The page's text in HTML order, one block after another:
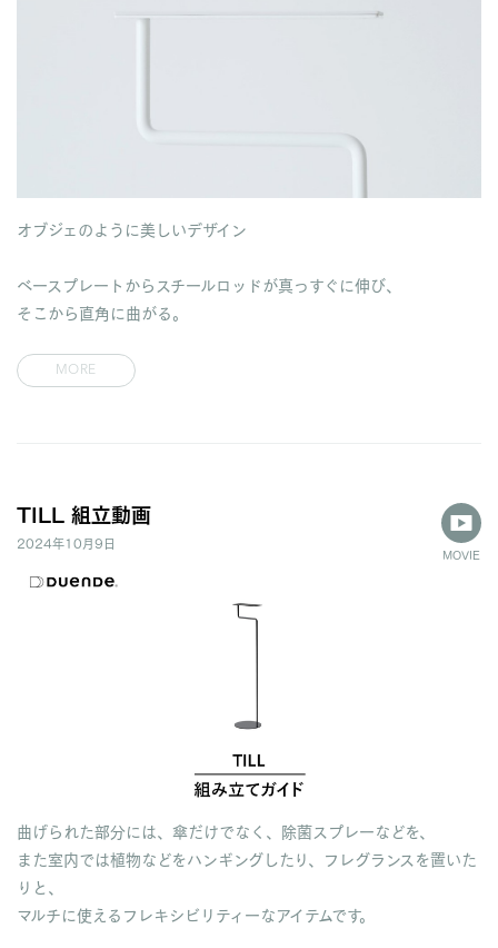
オブジェのように美しいデザイン
ベースプレートからスチールロッドが真っすぐに伸び、
そこから直角に曲がる。
MORE
TILL 組立動画
2024年10月9日
MOVIE
曲げられた部分には、傘だけでなく、除菌スプレーなどを、
また室内では植物などをハンギングしたり、フレグランスを置いた
りと、
マルチに使えるフレキシビリティーなアイテムです。